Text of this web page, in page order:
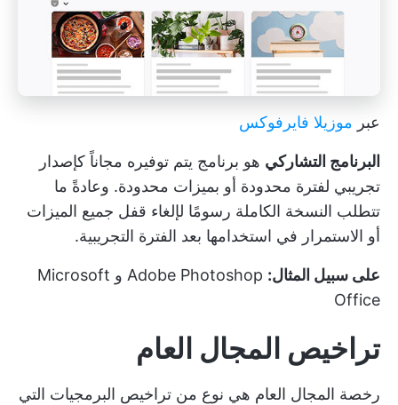
عبر موزيلا فايرفوكس
البرنامج التشاركي هو برنامج يتم توفيره مجاناً كإصدار
تجريبي لفترة محدودة أو بميزات محدودة. وعادةً ما
تتطلب النسخة الكاملة رسومًا لإلغاء قفل جميع الميزات
أو الاستمرار في استخدامها بعد الفترة التجريبية.
على سبيل المثال:
Adobe Photoshop و Microsoft
Office
تراخيص المجال العام
رخصة المجال العام هي نوع من تراخيص البرمجيات التي